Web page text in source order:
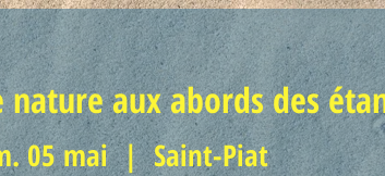
aux abords des
05 mai
  |
Saint-Piat